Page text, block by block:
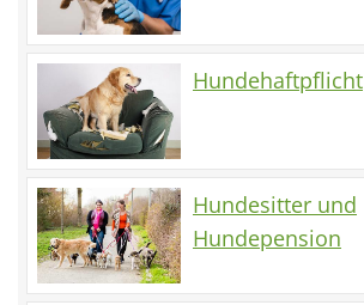
Hundehaftpflicht
Hundesitter und
Hundepension